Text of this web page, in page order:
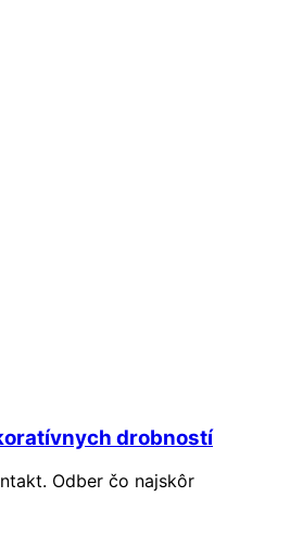
drobností
Odber čo najskôr